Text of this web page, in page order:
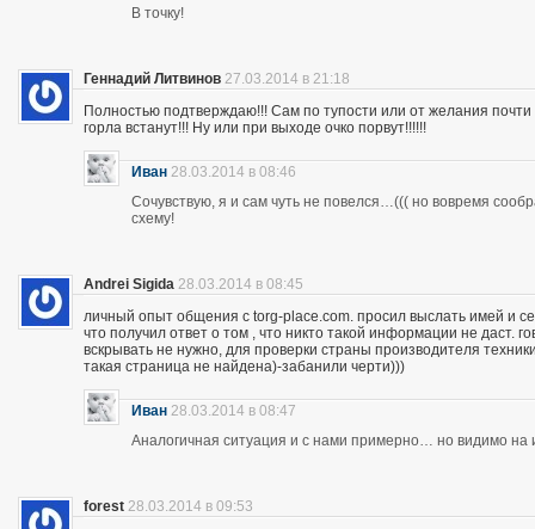
В точку!
Геннадий Литвинов 27.03.2014 в 21:18
Полностью подтверждаю!!! Сам по тупости или от желания
горла встанут!!! Ну или при выходе очко порвут!!!!!!
Иван 28.03.2014 в 08:46
Сочувствую, я и сам чуть не повелся…((( но вовремя
схему!
Andrei Sigida 28.03.2014 в 08:45
личный опыт общения с torg-place.com. просил выслать имей и
что получил ответ о том , что никто такой информации не
вскрывать не нужно, для проверки страны производителя
такая страница не найдена)-забанили черти)))
Иван 28.03.2014 в 08:47
Аналогичная ситуация и с нами примерно… но видимо на
forest 28.03.2014 в 09:53